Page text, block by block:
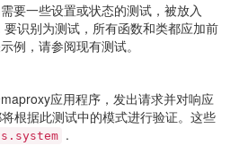
要一些设置或状态的测试，被放入
要识别为测试，所有函数和类都应加前
例，请参阅现有测试。
应用程序，发出请求并对响应
根据此测试中的模式进行验证。这些
.